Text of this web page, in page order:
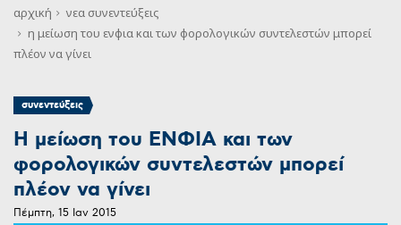
αρχική νεα συνεντεύξεις
η μείωση του ενφια και των φορολογικών συντελεστών μπορεί
πλέον να γίνει
συνεντεύξεις
Η μείωση του ΕΝΦΙΑ και των
φορολογικών συντελεστών μπορεί
πλέον να γίνει
Πέμπτη, 15 Ιαν 2015